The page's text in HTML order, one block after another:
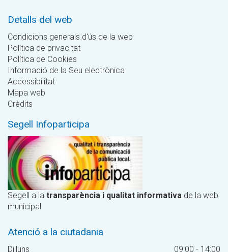
Detalls del web
Condicions generals d'ús de la web
Política de privacitat
Política de Cookies
Informació de la Seu electrònica
Accessibilitat
Mapa web
Crèdits
Segell Infoparticipa
Segell a la transparència i qualitat informativa de la web
municipal
Atenció a la ciutadania
Dilluns 09:00 - 14:00